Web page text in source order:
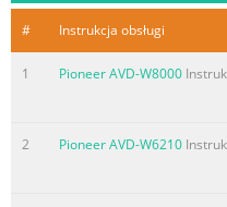
Streszczenie treści
# Instrukcja obsługi
1 Pioneer AVD-W8000
2 Pioneer AVD-W6210